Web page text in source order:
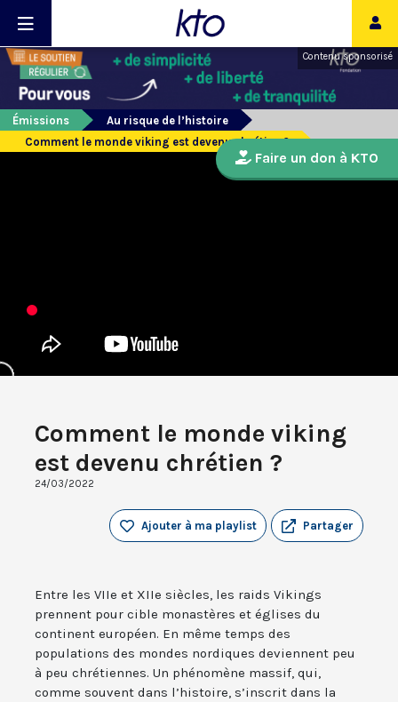
Contenu sponsorisé
Émissions
Au risque de l’histoire
Comment le monde viking est devenu chrétien ?
Comment le monde viking
est devenu chrétien ?
24/03/2022
Partager
Ajouter à ma playlist
Entre les VIIe et XIIe siècles, les raids Vikings
prennent pour cible monastères et églises du
continent européen. En même temps des
populations des mondes nordiques deviennent peu
à peu chrétiennes. Un phénomène massif, qui,
comme souvent dans l’histoire, s’inscrit dans la
Faire un don à KTO